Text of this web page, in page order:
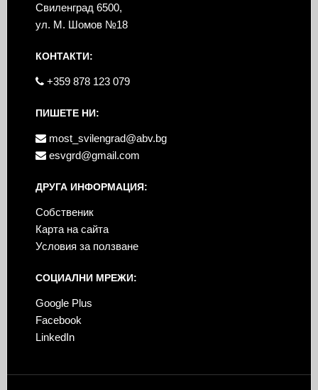
Свиленград 6500,
ул. М. Шомов №18
КОНТАКТИ:
+359 878 123 079
ПИШЕТЕ НИ:
most_svilengrad@abv.bg
esvgrd@gmail.com
ДРУГА ИНФОРМАЦИЯ:
Собственик
Карта на сайта
Условия за ползване
СОЦИАЛНИ МРЕЖИ:
Google Plus
Facebook
LinkedIn